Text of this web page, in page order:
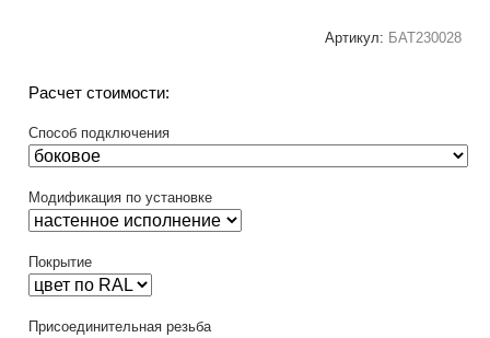
Артикул: БАТ230028
Расчет стоимости:
Способ подключения
Модификация по установке
Покрытие
Присоединительная резьба